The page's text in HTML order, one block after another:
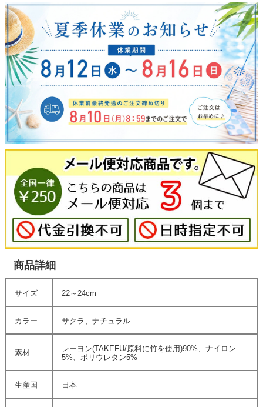
商品詳細
サイズ 22～24cm
カラー サクラ、ナチュラル
素材
レーヨン(TAKEFU/原料に竹を使用)90%、ナイロン
5%、ポリウレタン5%
生産国 日本